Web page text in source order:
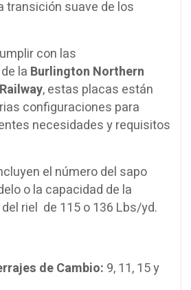
transición suave de los
con las
la Burlington Northern
Railway, estas placas están
configuraciones para
necesidades y requisitos
el número del sapo
o la capacidad de la
riel de 115 o 136 Lbs/yd.
de Cambio: 9, 11, 15 y